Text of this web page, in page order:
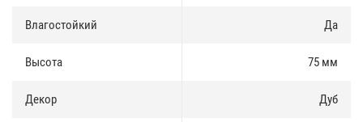
как оптом так и в розницу. Купить плинтус можно за наличные и
по безналичному расчету.
Доставка по Москве и Московской области осуществлятся
транспортные компании.
Влагостойкий Да
Высота 75 мм
Декор Дуб